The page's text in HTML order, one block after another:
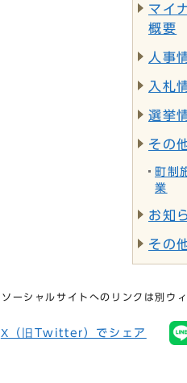
マイ
概要
人事
入札
選挙
その
町制
業
お知
その
ソーシャルサイトへのリンクは別ウ
X（旧Twitter）でシェア